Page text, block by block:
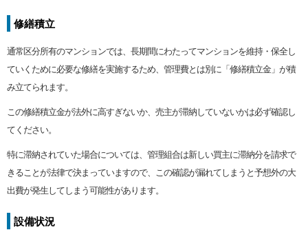
修繕積立
通常区分所有のマンションでは、長期間にわたってマンションを維持・保全し
ていくために必要な修繕を実施するため、管理費とは別に「修繕積立金」が積
み立てられます。
この修繕積立金が法外に高すぎないか、売主が滞納していないかは必ず確認し
てください。
特に滞納されていた場合については、管理組合は新しい買主に滞納分を請求で
きることが法律で決まっていますので、この確認が漏れてしまうと予想外の大
出費が発生してしまう可能性があります。
設備状況